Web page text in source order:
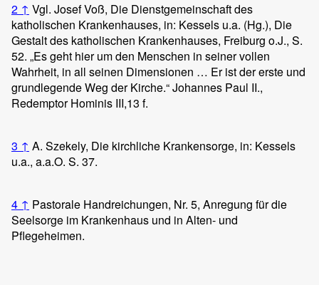
2 ↑ Vgl. Josef Voß, Die Dienstgemeinschaft des
katholischen Krankenhauses, in: Kessels u.a. (Hg.), Die
Gestalt des katholischen Krankenhauses, Freiburg o.J., S.
52. „Es geht hier um den Menschen in seiner vollen
Wahrheit, in all seinen Dimensionen … Er ist der erste und
grundlegende Weg der Kirche.“ Johannes Paul II.,
Redemptor Hominis III,13 f.
3 ↑ A. Szekely, Die kirchliche Krankensorge, in: Kessels
u.a., a.a.O. S. 37.
4 ↑ Pastorale Handreichungen, Nr. 5, Anregung für die
Seelsorge im Krankenhaus und in Alten- und
Pflegeheimen.